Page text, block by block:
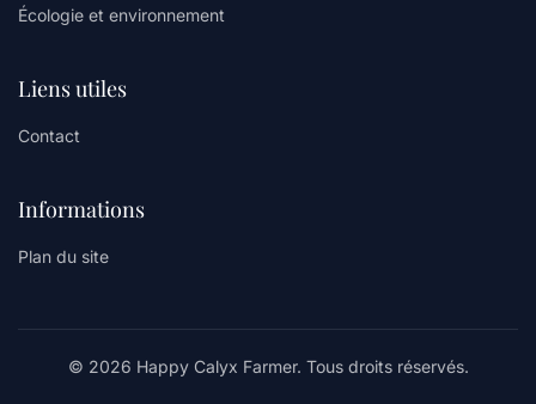
Écologie et environnement
Liens utiles
Contact
Informations
Plan du site
© 2026 Happy Calyx Farmer. Tous droits réservés.